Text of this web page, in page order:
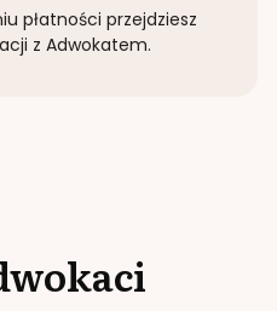
płatności przejdziesz
z Adwokatem.